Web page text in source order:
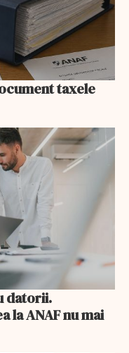
taxele
datorii.
la ANAF nu mai